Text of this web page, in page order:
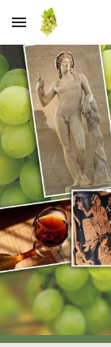
Skip to main